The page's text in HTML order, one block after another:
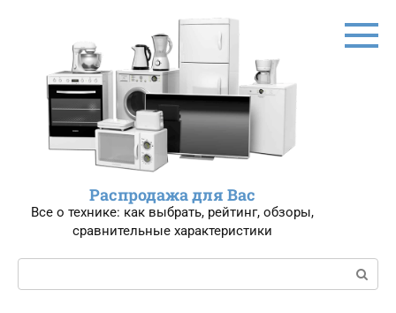
Распродажа для Вас
Все о технике: как выбрать, рейтинг, обзоры,
сравнительные характеристики
Поиск: